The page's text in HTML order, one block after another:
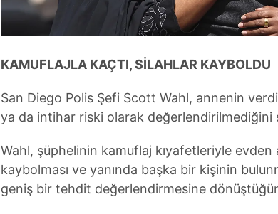
mevzuata uygun olarak kullanılan çerezlerle ilgili
KAMUFLAJLA KAÇTI, SİLAHLAR KAYBOLDU
San Diego Polis Şefi Scott Wahl, annenin
ya da intihar riski olarak değerlendirilmediğini
Wahl, şüphelinin kamuflaj kıyafetleriyle evden
kaybolması ve yanında başka bir kişinin
geniş bir tehdit değerlendirmesine